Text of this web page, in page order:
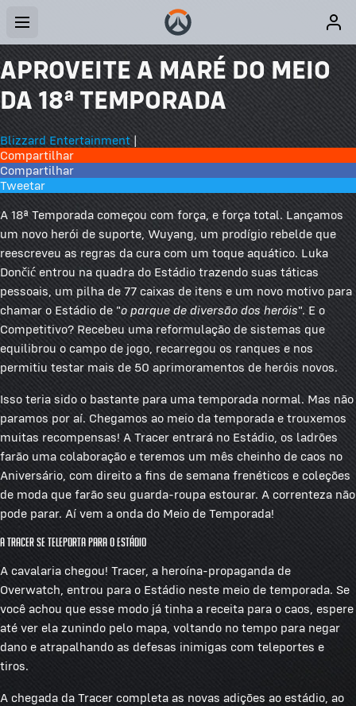
APROVEITE A MARÉ DO MEIO
DA 18ª TEMPORADA
Blizzard Entertainment|
Compartilhar
Compartilhar
Tweetar
A 18ª Temporada começou com força, e força total. Lançamos
um novo herói de suporte, Wuyang, um prodígio rebelde que
reescreveu as regras da cura com um toque aquático. Luka
Dončić entrou na quadra do Estádio trazendo suas táticas
pessoais, um pilha de 77 caixas de itens e um novo motivo para
chamar o Estádio de "o parque de diversão dos heróis". E o
Competitivo? Recebeu uma reformulação de sistemas que
equilibrou o campo de jogo, recarregou os ranques e nos
permitiu testar mais de 50 aprimoramentos de heróis novos.
Isso teria sido o bastante para uma temporada normal. Mas não
paramos por aí. Chegamos ao meio da temporada e trouxemos
muitas recompensas! A Tracer entrará no Estádio, os ladrões
farão uma colaboração e teremos um mês cheinho de caos no
Aniversário, com direito a fins de semana frenéticos e coleções
de moda que farão seu guarda-roupa estourar. A correnteza não
pode parar. Aí vem a onda do Meio de Temporada!
A Tracer se teleporta para o Estádio
A cavalaria chegou! Tracer, a heroína-propaganda de
Overwatch, entrou para o Estádio neste meio de temporada. Se
você achou que esse modo já tinha a receita para o caos, espere
até ver ela zunindo pelo mapa, voltando no tempo para negar
dano e atrapalhando as defesas inimigas com teleportes e
tiros.
A chegada da Tracer completa as novas adições ao estádio, ao